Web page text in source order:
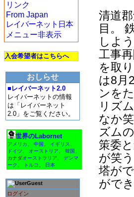
リンク
From Japan
レイバーネット日本
メニュー非表示
入会希望者はこちらへ
おしらせ
■レイバーネット2.0
レイバーネットの情報
は「レイバーネット
2.0」をご覧ください。
世界のLabornet
アメリカ 中国 イギリス
ドイツ
オーストリア 韓国
カナダオーストラリア
デンマ
ーク
トルコ 日本
Guest
ログイン
清道
目。
しよ
工事
を取
は8月
ンを
リズ
なか
ズム
策委
が笑
塔が
ができ